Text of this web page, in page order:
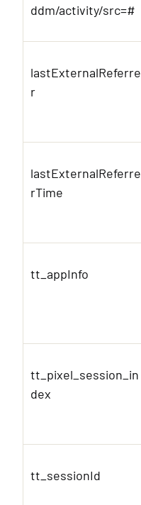
ddm/activity/src=#
lastExternalReferre
r
lastExternalReferre
rTime
tt_appInfo
tt_pixel_session_in
dex
tt_sessionId